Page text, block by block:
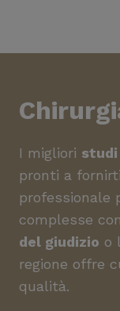
I migliori
pronti a
professionale
complesse
del giudizio o
regione offre
qualità.